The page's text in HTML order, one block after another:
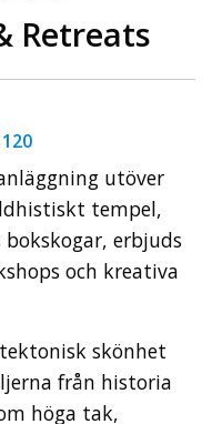
Retreats
utöver
tempel,
erbjuds
och kreativa
skönhet
från historia
höga tak,